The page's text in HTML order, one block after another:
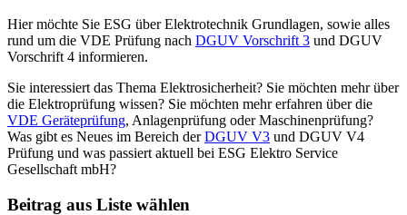
Hier möchte Sie ESG über Elektrotechnik Grundlagen, sowie alles
rund um die VDE Prüfung nach DGUV Vorschrift 3 und DGUV
Vorschrift 4 informieren.
Sie interessiert das Thema Elektrosicherheit? Sie möchten mehr über
die Elektroprüfung wissen? Sie möchten mehr erfahren über die
VDE Geräteprüfung, Anlagenprüfung oder Maschinenprüfung?
Was gibt es Neues im Bereich derDGUV V3 und DGUV V4
Prüfung und was passiert aktuell bei ESG Elektro Service
Gesellschaft mbH?
Beitrag aus Liste wählen